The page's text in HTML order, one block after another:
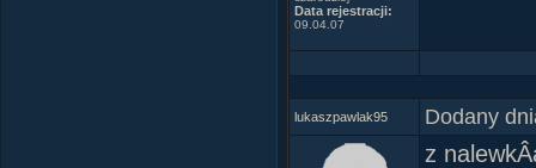
Data rejestracji:
09.04.07
lukaszpawlak95 Dodany
z